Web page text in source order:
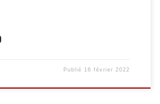
Publié 16 février 2022